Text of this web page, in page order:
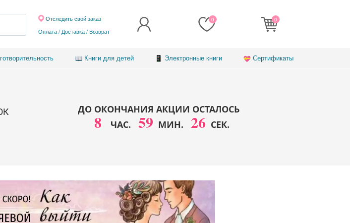
Оплата / Доставка/Возврат
Отследить свой заказ 0 0
Книги для детей Электронные книги Сертификаты
ДО ОКОНЧАНИЯ АКЦИИ ОСТАЛОСЬ
8 ЧАС. 59 МИН. 24 СЕК.